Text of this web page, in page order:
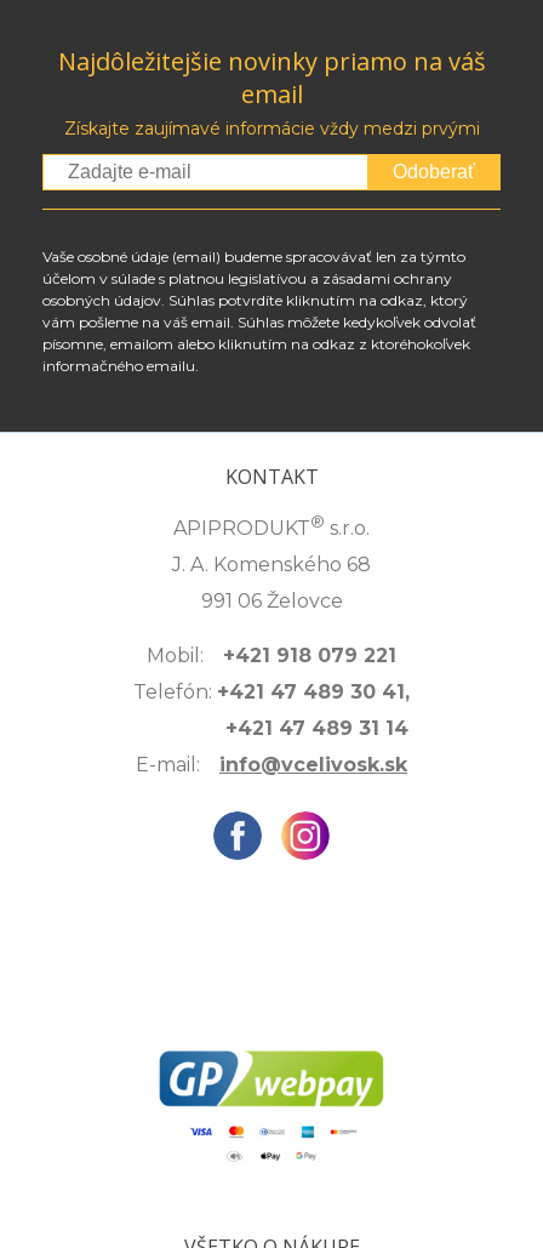
Najdôležitejšie novinky priamo na váš
email
Získajte zaujímavé informácie vždy medzi prvými
Odoberať
Vaše osobné údaje (email) budeme spracovávať len za týmto
účelom v súlade s platnou legislatívou a zásadami ochrany
osobných údajov. Súhlas potvrdíte kliknutím na odkaz, ktorý
vám pošleme na váš email. Súhlas môžete kedykoľvek odvolať
písomne, emailom alebo kliknutím na odkaz z ktoréhokoľvek
informačného emailu.
KONTAKT
APIPRODUKT® s.r.o.
J. A. Komenského 68
991 06 Želovce
Mobil: +421 918 079 221
Telefón: +421 47 489 30 41,
+421 47 489 31 14
E-mail: info@vcelivosk.sk